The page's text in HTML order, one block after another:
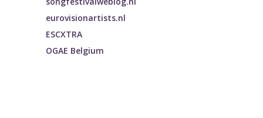
eurovisionartists.nl
ESCXTRA
OGAE Belgium